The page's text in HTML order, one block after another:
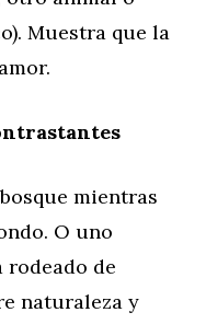
Muestra que la
mientras
O uno
rodeado de
naturaleza y